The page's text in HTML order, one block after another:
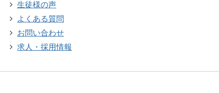
生徒様の声
よくある質問
お問い合わせ
求人・採用情報